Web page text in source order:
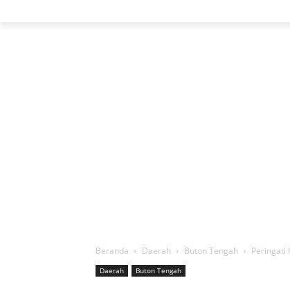
Beranda Daerah Buton Tengah Peringati
Daerah Buton Tengah